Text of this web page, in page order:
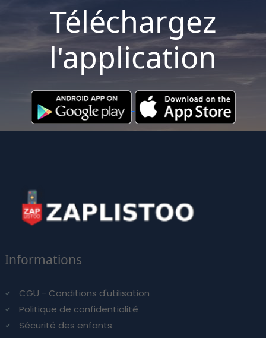
Téléchargez
l'application
Informations
CGU - Conditions d'utilisation
Politique de confidentialité
Sécurité des enfants